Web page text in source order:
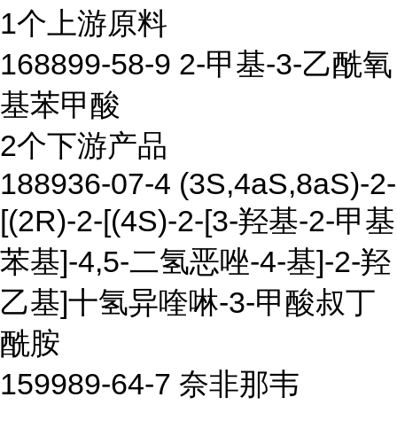
1个上游原料
168899-58-9 2-甲基-3-乙酰氧
基苯甲酸
2个下游产品
188936-07-4 (3S,4aS,8aS)-2-
[(2R)-2-[(4S)-2-[3-羟基-2-甲基
苯基]-4,5-二氢恶唑-4-基]-2-羟
乙基]十氢异喹啉-3-甲酸叔丁
酰胺
159989-64-7 奈非那韦